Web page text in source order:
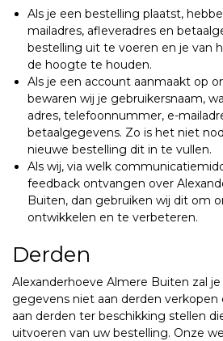
Als je een bestelling plaatst,
mailadres, afleveradres en
bestelling uit te voeren en je van
de hoogte te houden.
Als je een account aanmaakt op
bewaren wij je gebruikersnaam,
adres, telefoonnummer, e-
betaalgegevens. Zo is het niet
nieuwe bestelling dit in te vullen.
Als wij, via welk
feedback ontvangen over
Buiten, dan gebruiken wij dit om
ontwikkelen en te verbeteren.
Derden
Alexanderhoeve Almere Buiten zal
gegevens niet aan derden verkopen
aan derden ter beschikking stellen
uitvoeren van uw bestelling. Onze